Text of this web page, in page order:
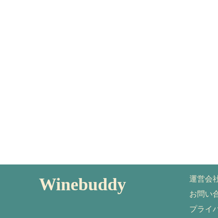
Winebuddy
運営会
お問い
プライ